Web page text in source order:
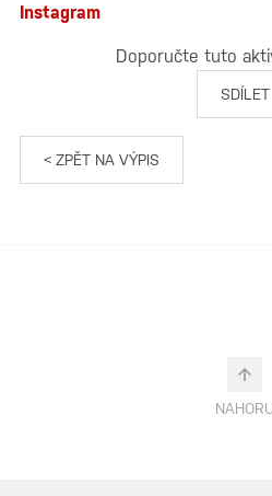
Instagram
Doporučte tuto
SDÍLET
< ZPĚT NA VÝPIS
NAHORU